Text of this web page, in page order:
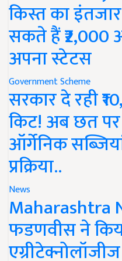
किस्त का
सकते हैं
अपना स्टेटस
Government Scheme
सरकार दे रही
किट! अब छत पर
ऑर्गेनिक
प्रक्रिया..
News
Maharashtra
फडणवीस ने